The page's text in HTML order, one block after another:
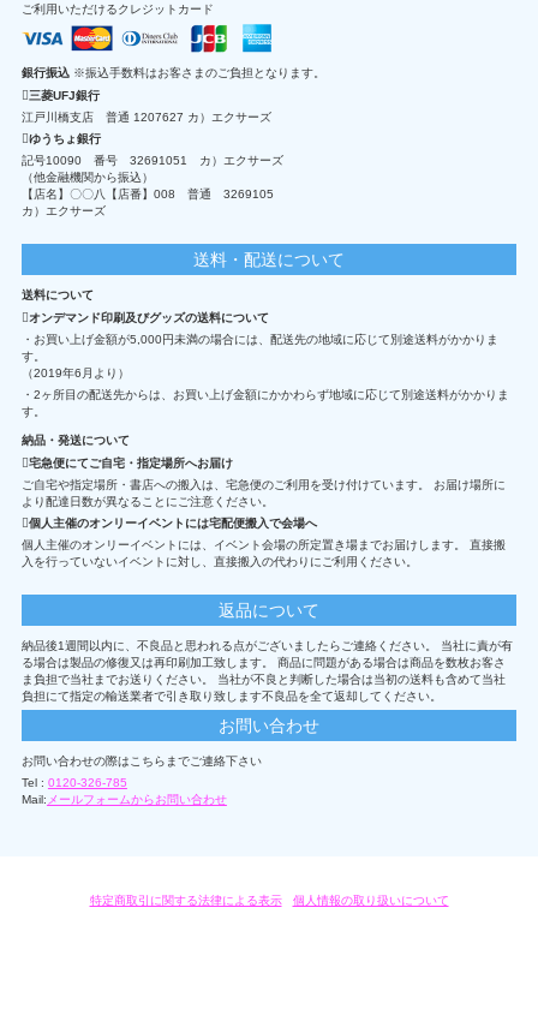
ご利用いただけるクレジットカード
銀行振込 ※振込手数料はお客さまのご負担となります。
三菱UFJ銀行
江戸川橋支店 普通 1207627 カ）エクサーズ
ゆうちょ銀行
記号10090 番号 32691051 カ）エクサーズ
（他金融機関から振込）
【店名】〇〇八【店番】008 普通 3269105
カ）エクサーズ
送料・配送について
送料について
オンデマンド印刷及びグッズの送料について
・お買い上げ金額が5,000円未満の場合には、配送先の地域に応じて別途送料がかかりま
す。
（2019年6月より）
・2ヶ所目の配送先からは、お買い上げ金額にかかわらず地域に応じて別途送料がかかりま
す。
納品・発送について
宅急便にてご自宅・指定場所へお届け
ご自宅や指定場所・書店への搬入は、宅急便のご利用を受け付けています。 お届け場所に
より配達日数が異なることにご注意ください。
個人主催のオンリーイベントには宅配便搬入で会場へ
個人主催のオンリーイベントには、イベント会場の所定置き場までお届けします。 直接搬
入を行っていないイベントに対し、直接搬入の代わりにご利用ください。
返品について
納品後1週間以内に、不良品と思われる点がございましたらご連絡ください。 当社に責が有
る場合は製品の修復又は再印刷加工致します。 商品に問題がある場合は商品を数枚お客さ
ま負担で当社までお送りください。 当社が不良と判断した場合は当初の送料も含めて当社
負担にて指定の輸送業者で引き取り致します不良品を全て返却してください。
お問い合わせ
お問い合わせの際はこちらまでご連絡下さい
Tel : 0120-326-785
Mail: メールフォームからお問い合わせ
特定商取引に関する法律による表示/ 個人情報の取り扱いについて